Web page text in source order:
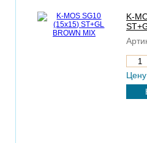
K-